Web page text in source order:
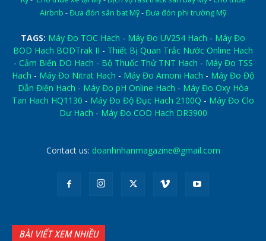
Airbnb -Đưa đón sân bat Mỹ-Đưa đón phi trường Mỹ
TAGS: Máy Đo TOC Hach - Máy Đo UV254 Hach - Máy Đo
BOD Hach BODTrak II - Thiết Bị Quan Trắc Nước Online Hach
- Cảm Biến DO Hach - Bộ Thuốc Thử TNT Hach - Máy Đo TSS
Hach - Máy Đo Nitrat Hach - Máy Đo Amoni Hach - Máy Đo Độ
Dẫn Điện Hach - Máy Đo pH Online Hach - Máy Đo Oxy Hòa
Tan Hach HQ1130 - Máy Đo Độ Đục Hach 2100Q - Máy Đo Clo
Dư Hach - Máy Đo COD Hach DR3900
Contact us: doanhnhanmagazine@gmail.com
BÀI VIẾT XEM NHIỀU